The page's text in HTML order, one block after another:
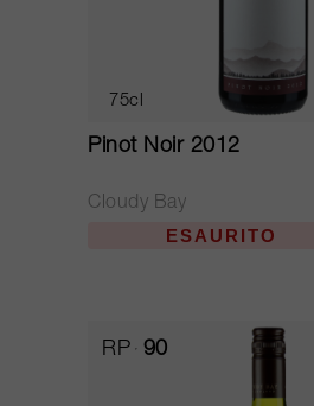
75cl
Pinot Noir 2012
Cloudy Bay
ESAURITO
RP 90